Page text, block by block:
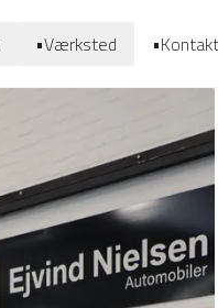
•Værksted •